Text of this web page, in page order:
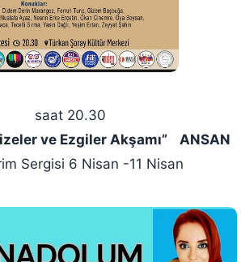
saat 20.30
ve Ezgiler Akşamı”
ANSAN
Sergisi 6 Nisan -11 Nisan